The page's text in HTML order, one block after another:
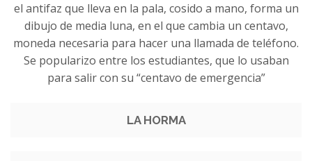
el antifaz que lleva en la pala, cosido a mano, forma un
dibujo de media luna, en el que cambia un centavo,
moneda necesaria para hacer una llamada de teléfono.
Se popularizo entre los estudiantes, que lo usaban
para salir con su “centavo de emergencia”
LA HORMA